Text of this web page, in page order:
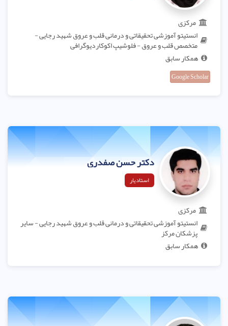
مرکزی
انستیتو آموزشی تحقیقاتی و درمانی قلب و عروق شهید رجایی -
متخصص قلب و عروق - فلوشیپ اکوکاردیوگرافی
همکار سابق
Google Scholar
دکتر حسن صفدری
استادیار
مرکزی
انستیتو آموزشی تحقیقاتی و درمانی قلب و عروق شهید رجایی - سایر
پزشکان مرکز
همکار سابق